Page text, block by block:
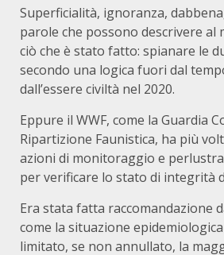
Superficialità, ignoranza,
parole che possono descrivere al
ciò che è stato fatto: spianare le
secondo una logica fuori dal
dall’essere civiltà nel 2020.
Eppure il WWF, come la Guardia
Ripartizione Faunistica, ha più
azioni di monitoraggio e
per verificare lo stato di integrità
Era stata fatta raccomandazione
come la situazione
limitato, se non annullato, la